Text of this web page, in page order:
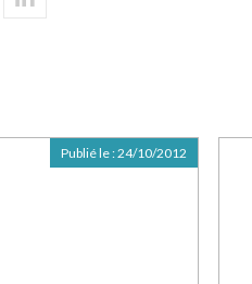
Publié le :24/10/2012